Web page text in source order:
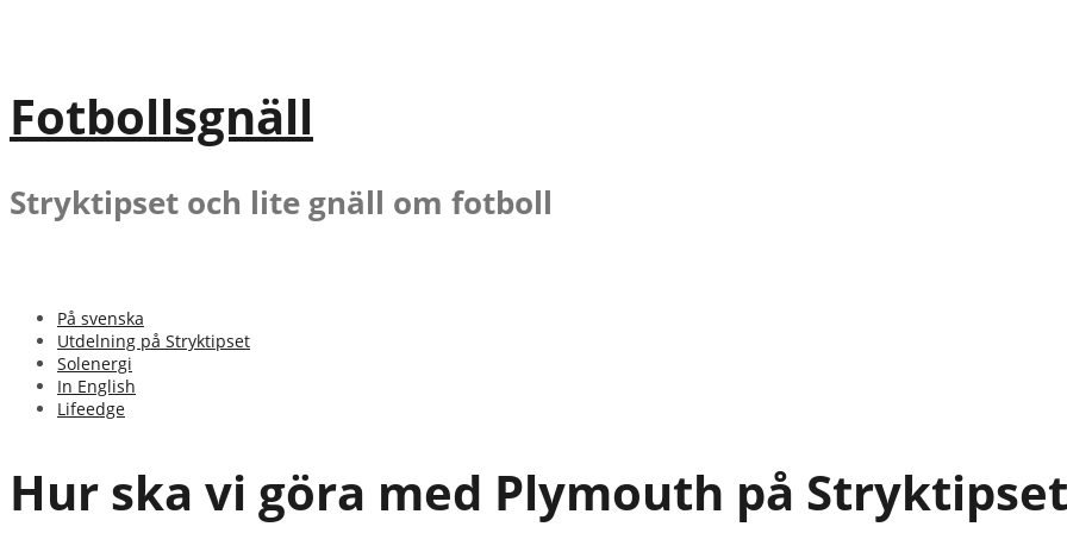
Fotbollsgnäll
Stryktipset och lite gnäll om fotboll
På svenska
Utdelning på Stryktipset
Solenergi
In English
Lifeedge
Hur ska vi göra med Plymouth på